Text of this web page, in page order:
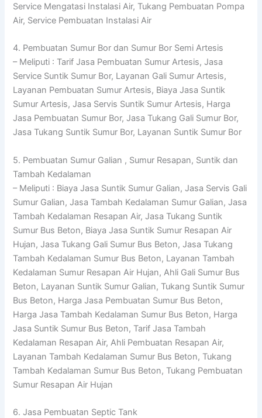
Service Mengatasi Instalasi Air, Tukang Pembuatan Pompa
Air, Service Pembuatan Instalasi Air
4. Pembuatan Sumur Bor dan Sumur Bor Semi Artesis
– Meliputi : Tarif Jasa Pembuatan Sumur Artesis, Jasa
Service Suntik Sumur Bor, Layanan Gali Sumur Artesis,
Layanan Pembuatan Sumur Artesis, Biaya Jasa Suntik
Sumur Artesis, Jasa Servis Suntik Sumur Artesis, Harga
Jasa Pembuatan Sumur Bor, Jasa Tukang Gali Sumur Bor,
Jasa Tukang Suntik Sumur Bor, Layanan Suntik Sumur Bor
5. Pembuatan Sumur Galian , Sumur Resapan, Suntik dan
Tambah Kedalaman
– Meliputi : Biaya Jasa Suntik Sumur Galian, Jasa Servis Gali
Sumur Galian, Jasa Tambah Kedalaman Sumur Galian, Jasa
Tambah Kedalaman Resapan Air, Jasa Tukang Suntik
Sumur Bus Beton, Biaya Jasa Suntik Sumur Resapan Air
Hujan, Jasa Tukang Gali Sumur Bus Beton, Jasa Tukang
Tambah Kedalaman Sumur Bus Beton, Layanan Tambah
Kedalaman Sumur Resapan Air Hujan, Ahli Gali Sumur Bus
Beton, Layanan Suntik Sumur Galian, Tukang Suntik Sumur
Bus Beton, Harga Jasa Pembuatan Sumur Bus Beton,
Harga Jasa Tambah Kedalaman Sumur Bus Beton, Harga
Jasa Suntik Sumur Bus Beton, Tarif Jasa Tambah
Kedalaman Resapan Air, Ahli Pembuatan Resapan Air,
Layanan Tambah Kedalaman Sumur Bus Beton, Tukang
Tambah Kedalaman Sumur Bus Beton, Tukang Pembuatan
Sumur Resapan Air Hujan
6. Jasa Pembuatan Septic Tank